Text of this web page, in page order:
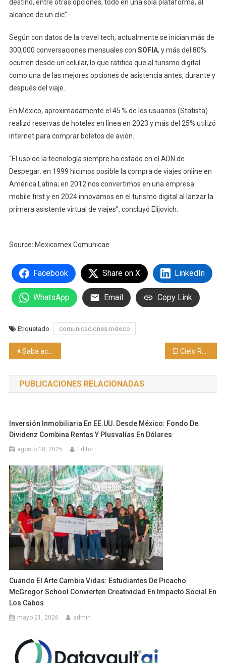
destino, entre otras opciones, todo en una sola plataforma, al
alcance de un clic”.
Según con datos de la travel tech, actualmente se inician más de
300,000 conversaciones mensuales con SOFIA, y más del 80%
ocurren desde un celular, lo que ratifica que al turismo digital
como una de las mejores opciones de asistencia antes, durante y
después del viaje.
En México, aproximadamente el 45 % de los usuarios (Statista)
realizó reservas de hoteles en línea en 2023 y más del 25% utilizó
internet para comprar boletos de avión.
“El uso de la tecnología siempre ha estado en el ADN de
Despegar: en 1999 hicimos posible la compra de viajes online en
América Latina; en 2012 nos convertimos en una empresa
mobile first y en 2024 innovamos en el turismo digital al lanzar la
primera asistente virtual de viajes”, concluyó Elijovich.
Source: Mexicomex Comunicae
Facebook Share on X LinkedIn
WhatsApp Email Copy Link
Etiquetado comunicaciones méxico
Navegación
de
entradas
Saba acompaña a conocer, aceptar y cuidar la zona íntima de las mujeres sin tabúes El Cielo Resort permite conectar con lo mejor del Valle de Guadalupe
PUBLICACIONES RELACIONADAS
Inversión Inmobiliaria En EE.UU. Desde México: Fondo De
Dividenz Combina Rentas Y Plusvalías En Dólares
agosto 18, 2025 Editor
Cuando El Arte Cambia Vidas: Estudiantes De Picacho
McGregor School Convierten Creatividad En Impacto Social En
Los Cabos
mayo 21, 2026 admin